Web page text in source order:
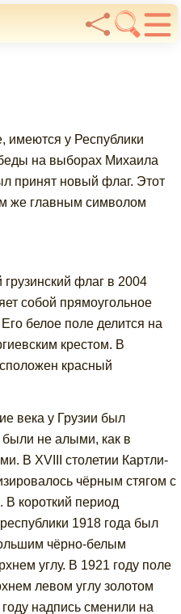
имеются у Республики
на выборах Михаила
принят новый флаг. Этот
же главным символом
флаг в 2004
собой прямоугольное
белое поле делится на
крестом. В
красный
века у Грузии был
не алыми, как в
В XVIII столетии Картли-
чёрным стягом с
В короткий период
1918 года был
чёрно-белым
углу. В 1921 году поле
левом углу золотом
надпись сменили на